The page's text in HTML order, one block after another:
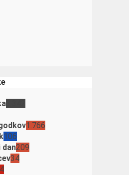
1.766
106
dan209
34